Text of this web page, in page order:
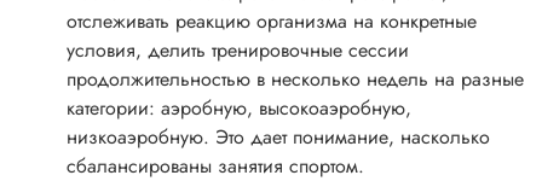
отслеживать реакцию организма на конкретные
условия, делить тренировочные сессии
продолжительностью в несколько недель на разные
категории: аэробную, высокоаэробную,
низкоаэробную. Это дает понимание, насколько
сбалансированы занятия спортом.